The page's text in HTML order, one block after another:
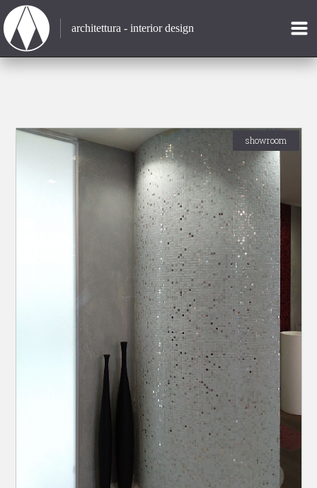
architettura - interior design
showroom